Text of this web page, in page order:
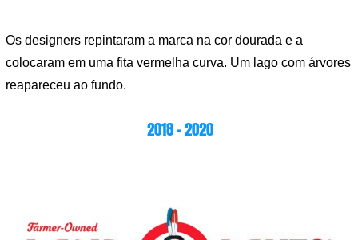
Os designers repintaram a marca na cor dourada e a
colocaram em uma fita vermelha curva. Um lago com árvores
reapareceu ao fundo.
2018 – 2020